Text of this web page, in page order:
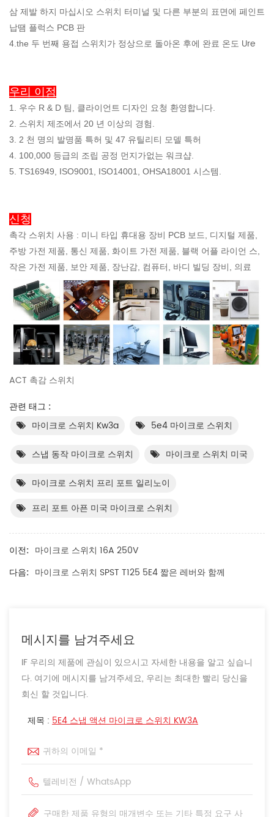
삼 제발 하지 마십시오 스위치 터미널 및 다른 부분의 표면에 페인트
납땜 플럭스 PCB 판
4.the 두 번째 용접 스위치가 정상으로 돌아온 후에 완료 온도 Ure
우리 이점
1. 우수 R & D 팀, 클라이언트 디자인 요청 환영합니다.
2. 스위치 제조에서 20 년 이상의 경험.
3. 2 천 명의 발명품 특허 및 47 유틸리티 모델 특허
4. 100,000 등급의 조립 공정 먼지가없는 워크샵.
5. TS16949, ISO9001, ISO14001, OHSA18001 시스템.
신청
촉각 스위치 사용 : 미니 타입 휴대용 장비 PCB 보드, 디지털 제품,
주방 가전 제품, 통신 제품, 화이트 가전 제품, 블랙 어플 라이언 스,
작은 가전 제품, 보안 제품, 장난감, 컴퓨터, 바디 빌딩 장비, 의료
ACT 촉감 스위치
관련 태그 :
마이크로 스위치 Kw3a
5e4 마이크로 스위치
스냅 동작 마이크로 스위치 마이크로 스위치 미국
마이크로 스위치 프리 포트 일리노이
프리 포트 아픈 미국 마이크로 스위치
이전: 마이크로 스위치 16A 250V
다음: 마이크로 스위치 SPST T125 5E4 짧은 레버와 함께
메시지를 남겨주세요
IF 우리의 제품에 관심이 있으시고 자세한 내용을 알고 싶습니
다. 여기에 메시지를 남겨주세요, 우리는 최대한 빨리 당신을
회신 할 것입니다.
제목 : 5E4 스냅 액션 마이크로 스위치 KW3A